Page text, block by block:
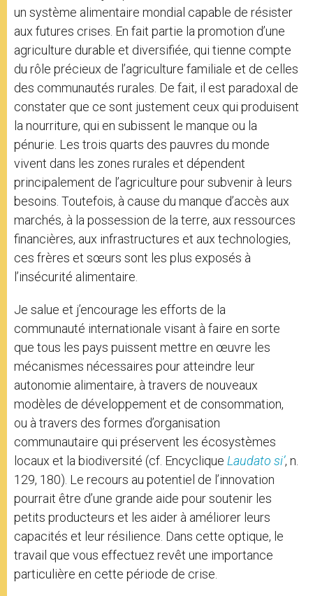
un système alimentaire mondial capable de résister
aux futures crises. En fait partie la promotion d’une
agriculture durable et diversifiée, qui tienne compte
du rôle précieux de l’agriculture familiale et de celles
des communautés rurales. De fait, il est paradoxal de
constater que ce sont justement ceux qui produisent
la nourriture, qui en subissent le manque ou la
pénurie. Les trois quarts des pauvres du monde
vivent dans les zones rurales et dépendent
principalement de l’agriculture pour subvenir à leurs
besoins. Toutefois, à cause du manque d’accès aux
marchés, à la possession de la terre, aux ressources
financières, aux infrastructures et aux technologies,
ces frères et sœurs sont les plus exposés à
l’insécurité alimentaire.
Je salue et j’encourage les efforts de la
communauté internationale visant à faire en sorte
que tous les pays puissent mettre en œuvre les
mécanismes nécessaires pour atteindre leur
autonomie alimentaire, à travers de nouveaux
modèles de développement et de consommation,
ou à travers des formes d’organisation
communautaire qui préservent les écosystèmes
locaux et la biodiversité (cf. Encyclique Laudato si’, n.
129, 180). Le recours au potentiel de l’innovation
pourrait être d’une grande aide pour soutenir les
petits producteurs et les aider à améliorer leurs
capacités et leur résilience. Dans cette optique, le
travail que vous effectuez revêt une importance
particulière en cette période de crise.